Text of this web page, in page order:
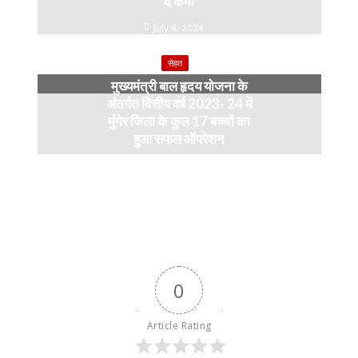
July 6, 2024
सेहत
मुख्यमंत्री बाल हृदय योजना के
अंतर्गत वित्तीय वर्ष 2023- 24 में
मुंगेर जिला के कुल 17 बच्चों का
हुआ सफल ऑपरेशन
0
Article Rating